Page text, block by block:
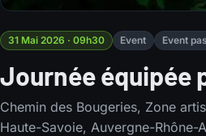
31 Mai 2026 · 09h30 Event Event
Journée équipée
Chemin des Bougeries, Zone
Haute-Savoie, Auvergne-